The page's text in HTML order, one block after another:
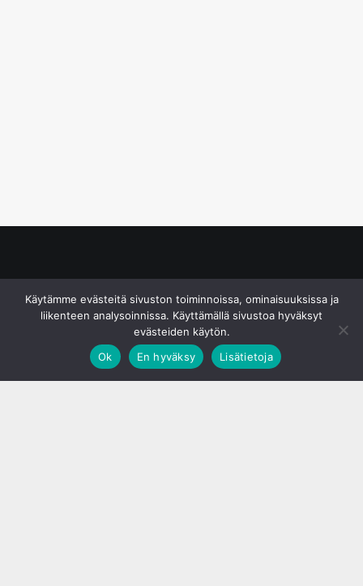
Käytämme evästeitä sivuston toiminnoissa, ominaisuuksissa ja
liikenteen analysoinnissa. Käyttämällä sivustoa hyväksyt
evästeiden käytön.
Ok
En hyväksy Lisätietoja